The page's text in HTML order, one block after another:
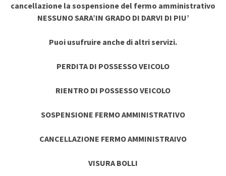
cancellazione la sospensione del fermo amministrativo
NESSUNO SARA’IN GRADO DI DARVI DI PIU’
Puoi usufruire anche di altri servizi.
PERDITA DI POSSESSO VEICOLO
RIENTRO DI POSSESSO VEICOLO
SOSPENSIONE FERMO AMMINISTRATIVO
CANCELLAZIONE FERMO AMMINISTRAIVO
VISURA BOLLI